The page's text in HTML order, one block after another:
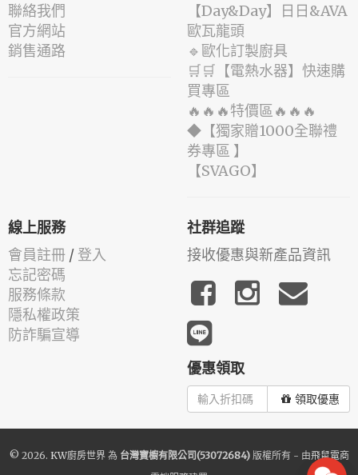
聯絡我們
官方網站
銷售通路
️【Day&Day】️日日&AVA
歐瓦龍頭
🔹歐化訂製廚具
🛒🛒【電熱水器】快速購
買專區
🔥🔥🔥特價區🔥🔥🔥
◆【獨家贈1000全聯禮
券專區 】
️【SVAGO】️
線上服務
會員註冊 / 登入
忘記密碼
服務條款
隱私權政策
防詐騙宣導
社群追蹤
接收優惠與新產品資訊
優惠領取
領取優惠
© 2026. KW廚房世界為 台灣寶櫥有限公司(53072684)版權所有 - 由飛鼠電商